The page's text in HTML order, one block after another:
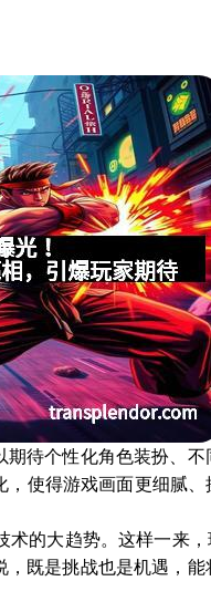
待个性化角色装扮、
使得游戏画面更细腻、
的大趋势。这样一来，
既是挑战也是机遇，能